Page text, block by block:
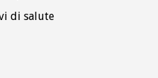
di salute